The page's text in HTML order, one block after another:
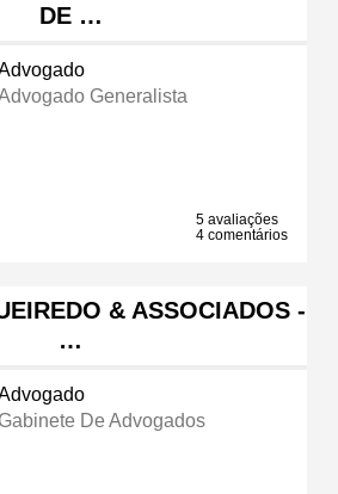
DE …
Generalista
5 avaliações
4 comentários
& ASSOCIADOS -
…
Gabinete De Advogados